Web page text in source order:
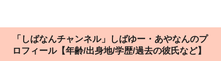
「しばなんチャンネル」しばゆー・あやなんのプ
ロフィール【年齢/出身地/学歴/過去の彼氏など】